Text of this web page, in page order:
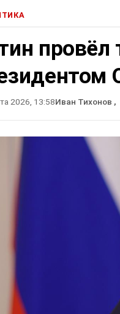
провёл
2026, 13:58Иван Тихонов ,